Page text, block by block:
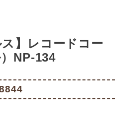
】レコードコー
NP-134